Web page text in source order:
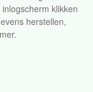
klikken
herstellen,